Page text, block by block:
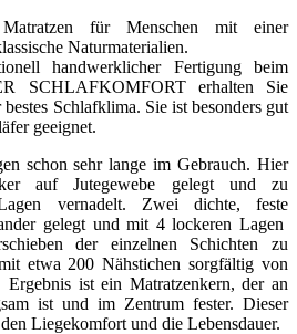
Matratzen für Menschen mit einer
Naturmaterialien.
handwerklicher Fertigung beim
SCHLAFKOMFORT erhalten Sie
Schlafklima. Sie ist besonders gut
geeignet.
schon sehr lange im Gebrauch. Hier
auf Jutegewebe gelegt und zu
vernadelt. Zwei dichte, feste
gelegt und mit 4 lockeren Lagen
der einzelnen Schichten zu
etwa 200 Nähstichen sorgfältig von
Ergebnis ist ein Matratzenkern, der an
ist und im Zentrum fester. Dieser
Liegekomfort und die Lebensdauer.